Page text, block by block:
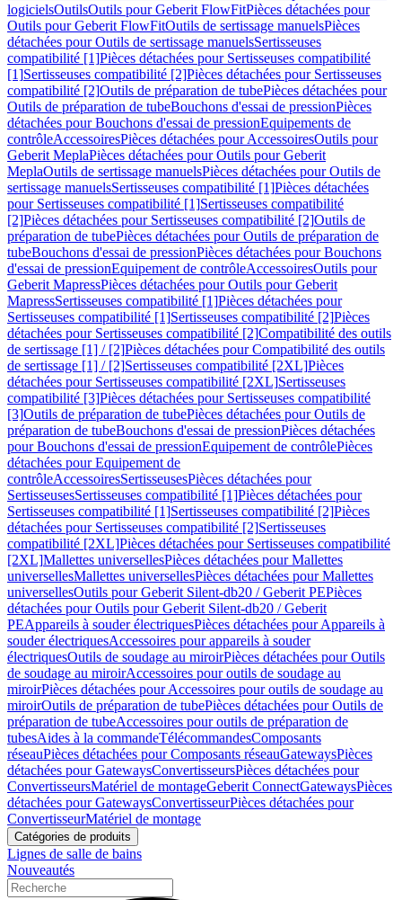
logicielsOutilsOutils pour Geberit FlowFitPièces détachées pour
Outils pour Geberit FlowFitOutils de sertissage manuelsPièces
détachées pour Outils de sertissage manuelsSertisseuses
compatibilité [1]Pièces détachées pour Sertisseuses compatibilité
[1]Sertisseuses compatibilité [2]Pièces détachées pour Sertisseuses
compatibilité [2]Outils de préparation de tubePièces détachées pour
Outils de préparation de tubeBouchons d'essai de pressionPièces
détachées pour Bouchons d'essai de pressionEquipements de
contrôleAccessoiresPièces détachées pour AccessoiresOutils pour
Geberit MeplaPièces détachées pour Outils pour Geberit
MeplaOutils de sertissage manuelsPièces détachées pour Outils de
sertissage manuelsSertisseuses compatibilité [1]Pièces détachées
pour Sertisseuses compatibilité [1]Sertisseuses compatibilité
[2]Pièces détachées pour Sertisseuses compatibilité [2]Outils de
préparation de tubePièces détachées pour Outils de préparation de
tubeBouchons d'essai de pressionPièces détachées pour Bouchons
d'essai de pressionEquipement de contrôleAccessoiresOutils pour
Geberit MapressPièces détachées pour Outils pour Geberit
MapressSertisseuses compatibilité [1]Pièces détachées pour
Sertisseuses compatibilité [1]Sertisseuses compatibilité [2]Pièces
détachées pour Sertisseuses compatibilité [2]Compatibilité des outils
de sertissage [1] / [2]Pièces détachées pour Compatibilité des outils
de sertissage [1] / [2]Sertisseuses compatibilité [2XL]Pièces
détachées pour Sertisseuses compatibilité [2XL]Sertisseuses
compatibilité [3]Pièces détachées pour Sertisseuses compatibilité
[3]Outils de préparation de tubePièces détachées pour Outils de
préparation de tubeBouchons d'essai de pressionPièces détachées
pour Bouchons d'essai de pressionEquipement de contrôlePièces
détachées pour Equipement de
contrôleAccessoiresSertisseusesPièces détachées pour
SertisseusesSertisseuses compatibilité [1]Pièces détachées pour
Sertisseuses compatibilité [1]Sertisseuses compatibilité [2]Pièces
détachées pour Sertisseuses compatibilité [2]Sertisseuses
compatibilité [2XL]Pièces détachées pour Sertisseuses compatibilité
[2XL]Mallettes universellesPièces détachées pour Mallettes
universellesMallettes universellesPièces détachées pour Mallettes
universellesOutils pour Geberit Silent-db20 / Geberit PEPièces
détachées pour Outils pour Geberit Silent-db20 / Geberit
PEAppareils à souder électriquesPièces détachées pour Appareils à
souder électriquesAccessoires pour appareils à souder
électriquesOutils de soudage au miroirPièces détachées pour Outils
de soudage au miroirAccessoires pour outils de soudage au
miroirPièces détachées pour Accessoires pour outils de soudage au
miroirOutils de préparation de tubePièces détachées pour Outils de
préparation de tubeAccessoires pour outils de préparation de
tubesAides à la commandeTélécommandesComposants
réseauPièces détachées pour Composants réseauGatewaysPièces
détachées pour GatewaysConvertisseursPièces détachées pour
ConvertisseursMatériel de montageGeberit ConnectGatewaysPièces
détachées pour GatewaysConvertisseurPièces détachées pour
ConvertisseurMatériel de montage
Catégories de produits
Lignes de salle de bains
Nouveautés